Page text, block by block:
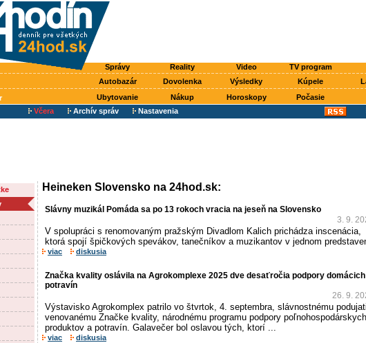
Správy Reality Video TV program
Autobazár Dovolenka Výsledky Kúpele
Ubytovanie Nákup Horoskopy Počasie
Včera Archív správ Nastavenia
Heineken Slovensko na 24hod.sk:
Slávny muzikál Pomáda sa po 13 rokoch vracia na jeseň na Slovensko
3. 9.
V spolupráci s renomovaným pražským Divadlom Kalich prichádza inscenácia,
ktorá spojí špičkových spevákov, tanečníkov a muzikantov v jednom
viac diskusia
Značka kvality oslávila na Agrokomplexe 2025 dve desaťročia podpory domácich
potravín
26. 9.
Výstavisko Agrokomplex patrilo vo štvrtok, 4. septembra, slávnostnému
venovanému Značke kvality, národnému programu podpory poľnohospodárskych
produktov a potravín. Galavečer bol oslavou tých, ktorí ...
viac diskusia